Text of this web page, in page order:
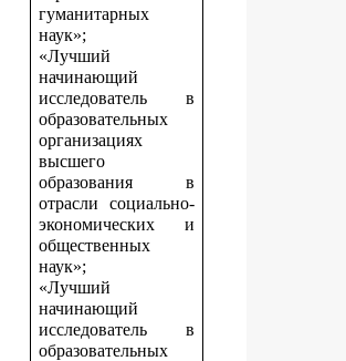
гуманитарных
наук»;
«Лучший
начинающий
исследователь в
образовательных
организациях
высшего
образования в
отрасли социально-
экономических и
общественных
наук»;
«Лучший
начинающий
исследователь в
образовательных